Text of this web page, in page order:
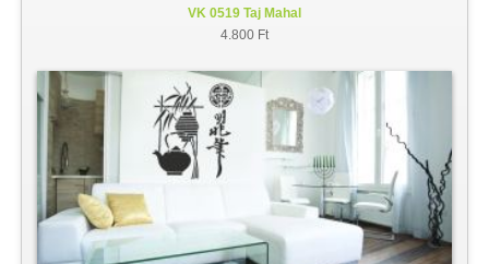
VK 0519 Taj Mahal
4.800 Ft